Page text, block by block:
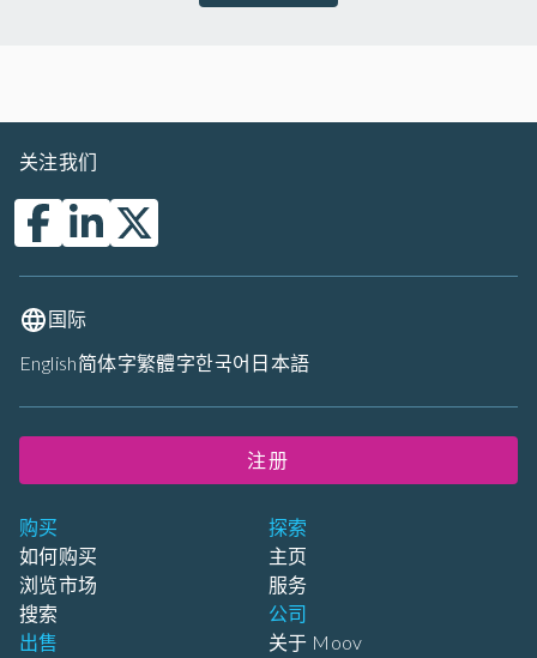
购买
如何购买
浏览市场
搜索
出售
探索
主页
服务
公司
关于 Moov
关注我们
国际
English简体字繁體字한국어 日本語
注册